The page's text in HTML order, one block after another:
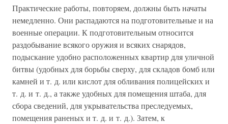
Практические работы, повторяем, должны быть начаты
немедленно. Они распадаются на подготовительные и на
военные операции. К подготовительным относится
раздобывание всякого оружия и всяких снарядов,
подыскание удобно расположенных квартир для уличной
битвы (удобных для борьбы сверху, для складов бомб или
камней и т. д. или кислот для обливания полицейских и
т. д. и т. д., а также удобных для помещения штаба, для
сбора сведений, для укрывательства преследуемых,
помещения раненых и т. д. и т. д.). Затем, к